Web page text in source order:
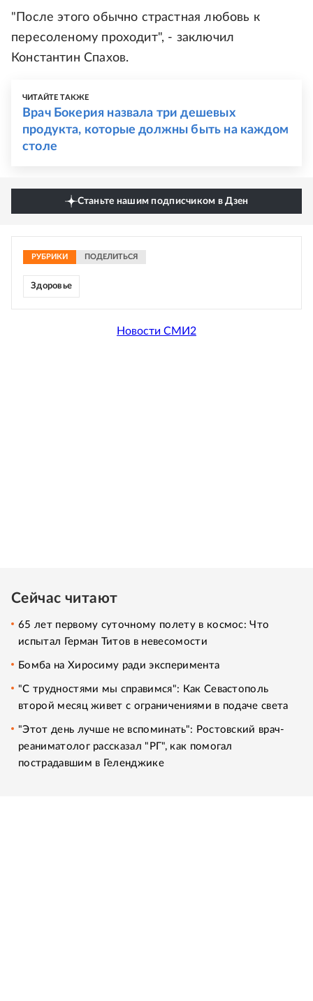
"После этого обычно страстная любовь к
пересоленому проходит", - заключил
Константин Спахов.
ЧИТАЙТЕ ТАКЖЕ
Врач Бокерия назвала три дешевых
продукта, которые должны быть на каждом
столе
Станьте нашим подписчиком в Дзен
РУБРИКИ ПОДЕЛИТЬСЯ
Здоровье
Новости СМИ2
Сейчас читают
65 лет первому суточному полету в космос: Что
испытал Герман Титов в невесомости
Бомба на Хиросиму ради эксперимента
"С трудностями мы справимся": Как Севастополь
второй месяц живет с ограничениями в подаче света
"Этот день лучше не вспоминать": Ростовский врач-
реаниматолог рассказал "РГ", как помогал
пострадавшим в Геленджике